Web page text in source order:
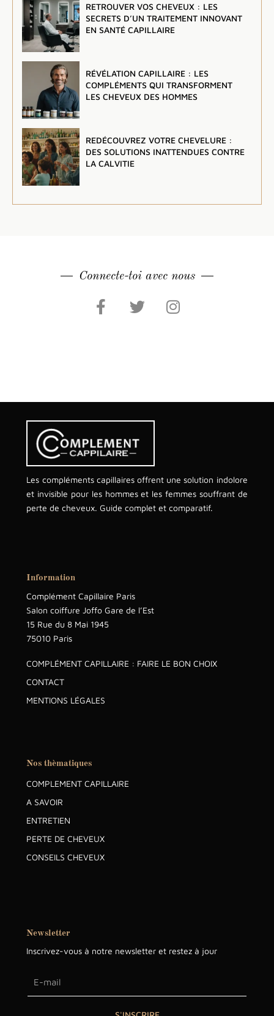
RETROUVER VOS CHEVEUX : LES
SECRETS D’UN TRAITEMENT INNOVANT
EN SANTÉ CAPILLAIRE
RÉVÉLATION CAPILLAIRE : LES
COMPLÉMENTS QUI TRANSFORMENT
LES CHEVEUX DES HOMMES
REDÉCOUVREZ VOTRE CHEVELURE :
DES SOLUTIONS INATTENDUES CONTRE
LA CALVITIE
Connecte-toi avec nous
Les compléments capillaires offrent une solution indolore
et invisible pour les hommes et les femmes souffrant de
perte de cheveux. Guide complet et comparatif.
Information
Complément Capillaire Paris
Salon coiffure Joffo Gare de l’Est
15 Rue du 8 Mai 1945
75010 Paris
COMPLÉMENT CAPILLAIRE : FAIRE LE BON CHOIX
CONTACT
MENTIONS LÉGALES
Nos thèmatiques
COMPLEMENT CAPILLAIRE
A SAVOIR
ENTRETIEN
PERTE DE CHEVEUX
CONSEILS CHEVEUX
Newsletter
Inscrivez-vous à notre newsletter et restez à jour